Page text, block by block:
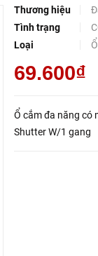
Thương hiệu
Tình trạng
Loại
69.600₫
Ổ cắm đa năng có
Shutter W/1 gang